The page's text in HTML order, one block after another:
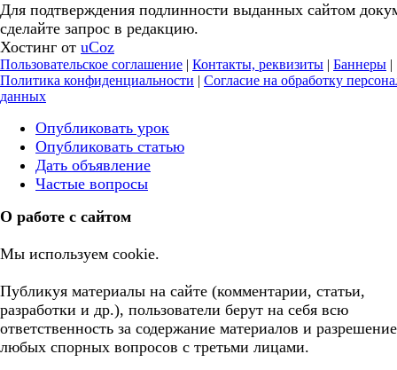
Для подтверждения подлинности выданных сайтом
сделайте запрос в редакцию.
Хостинг от uCoz
Пользовательское соглашение | Контакты, реквизиты | Баннеры |
Политика конфиденциальности | Согласие на обработку
данных
Опубликовать урок
Опубликовать статью
Дать объявление
Частые вопросы
О работе с сайтом
Мы используем cookie.
Публикуя материалы на сайте (комментарии, статьи,
разработки и др.), пользователи берут на себя всю
ответственность за содержание материалов и разрешение
любых спорных вопросов с третьми лицами.